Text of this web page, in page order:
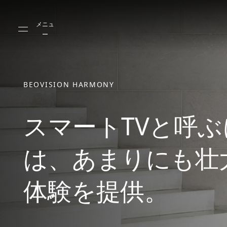
メニュ
ー
BEOVISION HARMONY
スマートTVと呼
は、あまりにも壮
体験を提供。